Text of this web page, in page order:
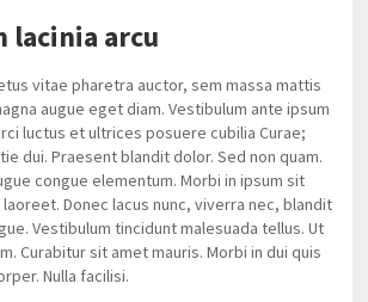
lacinia arcu
vitae pharetra auctor, sem massa mattis
augue eget diam. Vestibulum ante ipsum
luctus et ultrices posuere cubilia Curae;
dui. Praesent blandit dolor. Sed non quam.
congue elementum. Morbi in ipsum sit
Donec lacus nunc, viverra nec, blandit
Vestibulum tincidunt malesuada tellus. Ut
Curabitur sit amet mauris. Morbi in dui quis
Nulla facilisi.